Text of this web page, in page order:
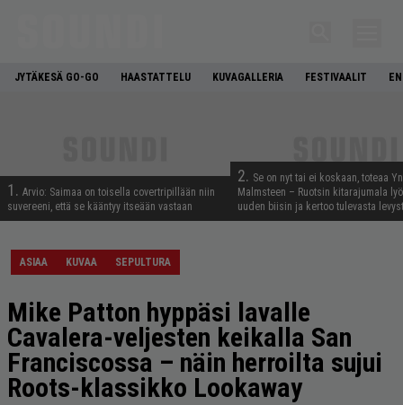
JYTÄKESÄ GO-GO HAASTATTELU KUVAGALLERIA FESTIVAALIT
1. Arvio: Saimaa on toisella covertripillään niin
suvereeni, että se kääntyy itseään vastaan
2. Se on nyt tai ei koskaan, toteaa
Malmsteen – Ruotsin kitarajumala
uuden biisin ja kertoo tulevasta
ASIAA KUVAA SEPULTURA
Mike Patton hyppäsi lavalle
Cavalera-veljesten keikalla San
Franciscossa – näin herroilta sujui
Roots-klassikko Lookaway